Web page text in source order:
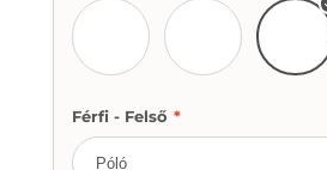
Szőke Barna
Férfi - Felső *